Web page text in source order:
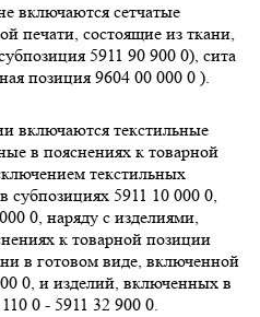
включаются сетчатые
печати, состоящие из ткани,
5911 90 900 0), сита
позиция 9604 00 000 0 ).
включаются текстильные
в пояснениях к товарной
текстильных
субпозициях 5911 10 000 0,
0, наряду с изделиями,
к товарной позиции
в готовом виде, включенной
0, и изделий, включенных в
0 - 5911 32 900 0.